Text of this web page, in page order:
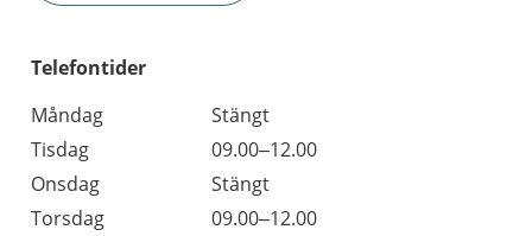
Telefontider
Måndag
Stängt
Tisdag
09.00–12.00
Onsdag
Stängt
Torsdag
09.00–12.00